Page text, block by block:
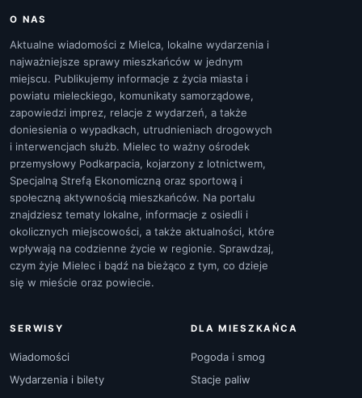
O NAS
Aktualne wiadomości z Mielca, lokalne wydarzenia i
najważniejsze sprawy mieszkańców w jednym
miejscu. Publikujemy informacje z życia miasta i
powiatu mieleckiego, komunikaty samorządowe,
zapowiedzi imprez, relacje z wydarzeń, a także
doniesienia o wypadkach, utrudnieniach drogowych
i interwencjach służb. Mielec to ważny ośrodek
przemysłowy Podkarpacia, kojarzony z lotnictwem,
Specjalną Strefą Ekonomiczną oraz sportową i
społeczną aktywnością mieszkańców. Na portalu
znajdziesz tematy lokalne, informacje z osiedli i
okolicznych miejscowości, a także aktualności, które
wpływają na codzienne życie w regionie. Sprawdzaj,
czym żyje Mielec i bądź na bieżąco z tym, co dzieje
się w mieście oraz powiecie.
SERWISY
Wiadomości
Wydarzenia i bilety
DLA MIESZKAŃCA
Pogoda i smog
Stacje paliw